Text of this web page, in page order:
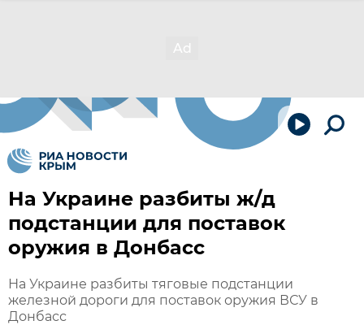
На Украине разбиты ж/д
подстанции для поставок
оружия в Донбасс
На Украине разбиты тяговые подстанции
железной дороги для поставок оружия ВСУ в
Донбасс